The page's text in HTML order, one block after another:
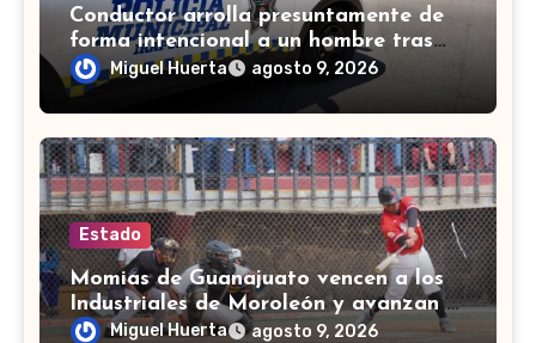
Conductor arrolla presuntamente de
forma intencional a un hombre tras
una riña en Celaya
Miguel Huerta agosto 9, 2026
Estado
Momias de Guanajuato vencen a los
Industriales de Moroleón y avanzan a
la final estatal de béisbol
Miguel Huerta agosto 9, 2026